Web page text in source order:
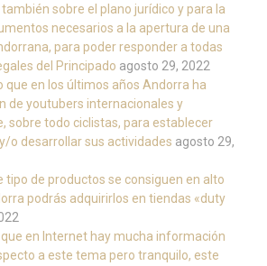
sobre el plano jurídico y para la
necesarios a la apertura de una
para poder responder a todas
del Principado agosto 29, 2022
que en los últimos años Andorra ha
de youtubers internacionales y
sobre todo ciclistas, para establecer
o desarrollar sus actividades agosto 29,
tipo de productos se consiguen en alto
podrás adquirirlos en tiendas «duty
en Internet hay mucha información
a este tema pero tranquilo, este